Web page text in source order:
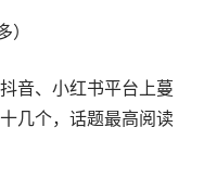
）
音、小红书平台上蔓
几个，话题最高阅读